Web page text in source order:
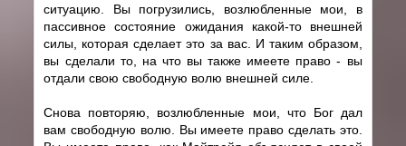
ситуацию. Вы погрузились, возлюбленные мои, в
пассивное состояние ожидания какой-то внешней
силы, которая сделает это за вас. И таким образом,
вы сделали то, на что вы также имеете право - вы
отдали свою свободную волю внешней силе.
Снова повторяю, возлюбленные мои, что Бог дал
вам свободную волю. Вы имеете право сделать это.